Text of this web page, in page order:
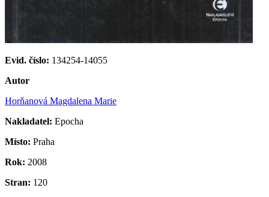
Evid. číslo: 134254-14055
Autor
Horňanová Magdalena Marie
Nakladatel: Epocha
Místo: Praha
Rok: 2008
Stran: 120